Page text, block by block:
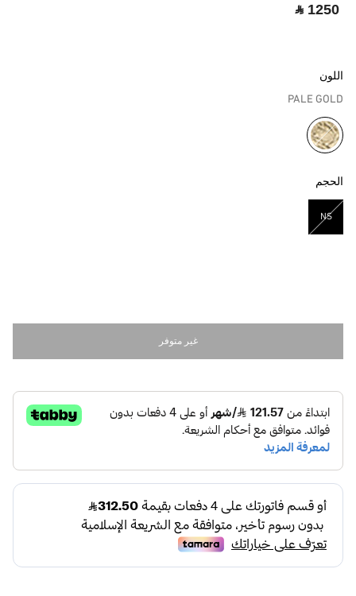
‎ ⃁ 1250 ‎
اللون
PALE GOLD
مختار
الحجم
NS
مختار
غير متوفر